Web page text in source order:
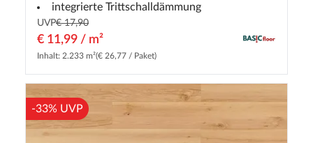
integrierte Trittschalldämmung
UVP€ 17,90
€ 11,99 / m²
Inhalt: 2.233 m²(€ 26,77 / Paket)
-33% UVP